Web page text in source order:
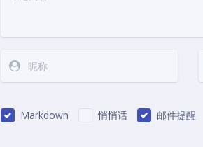
Markdown 悄悄话 邮件提醒